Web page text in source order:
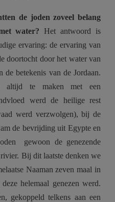
de joden zoveel belang
water? Het antwoord is
ervaring: de ervaring van
doortocht door het water van
de betekenis van de Jordaan.
altijd te maken met een
werd de heilige rest
werd verzwolgen), bij de
de bevrijding uit Egypte en
gewoon de genezende
Bij dit laatste denken we
Naaman zeven maal in
helemaal genezen werd.
gekoppeld telkens aan een